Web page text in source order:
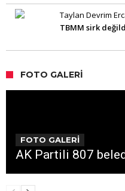
Taylan Devrim
TBMM sirk
FOTO GALERI
FOTO GALERİ
AK Partili 807